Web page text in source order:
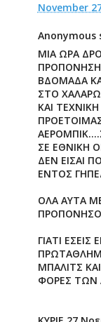
November
Anonymous
ΜΙΑ ΩΡΑ
ΠΡΟΠΟΝΗΣΗ
ΒΔΟΜΑΔΑ
ΣΤΟ
ΚΑΙ
ΣΕ ΕΘΝΙΚΗ
ΔΕΝ ΕΙΣΑΙ
ΕΝΤΟΣ
ΟΛΑ ΑΥΤΑ
ΓΙΑΤΙ
ΜΠΑΛΙΤΣ
ΦΟΡΕΣ